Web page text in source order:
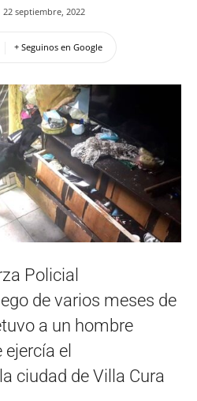
22 septiembre, 2022
+ Seguinos en Google
Policial
de varios meses de
a un hombre
el
ciudad de Villa Cura